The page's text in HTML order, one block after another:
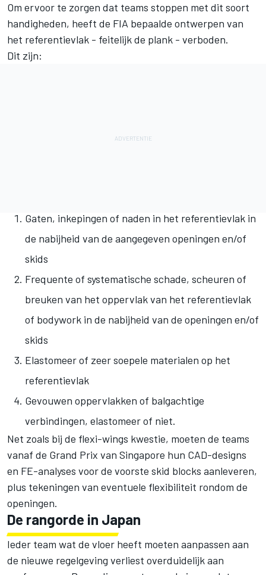
Om ervoor te zorgen dat teams stoppen met dit soort
handigheden, heeft de FIA bepaalde ontwerpen van
het referentievlak - feitelijk de plank - verboden.
Dit zijn:
Gaten, inkepingen of naden in het referentievlak in
de nabijheid van de aangegeven openingen en/of
skids
Frequente of systematische schade, scheuren of
breuken van het oppervlak van het referentievlak
of bodywork in de nabijheid van de openingen en/of
skids
Elastomeer of zeer soepele materialen op het
referentievlak
Gevouwen oppervlakken of balgachtige
verbindingen, elastomeer of niet.
Net zoals bij de flexi-wings kwestie, moeten de teams
vanaf de Grand Prix van Singapore hun CAD-designs
en FE-analyses voor de voorste skid blocks aanleveren,
plus tekeningen van eventuele flexibiliteit rondom de
openingen.
De rangorde in Japan
Ieder team wat de vloer heeft moeten aanpassen aan
de nieuwe regelgeving verliest overduidelijk aan